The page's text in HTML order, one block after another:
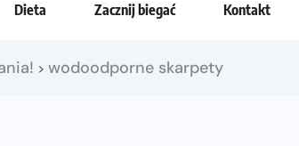
Dieta Zacznij biegać Kontakt
> wodoodporne skarpety